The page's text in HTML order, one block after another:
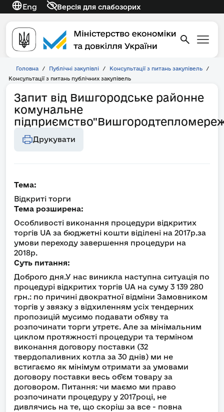
Eng Версія для слабозорих
Головна / Публічні закупівлі / Консультації з питань закупівель
/
Консультації з питань публічних закупівель
Запит від Вишгородське районне
комунальне
Друкувати
Тема:
Відкриті торги
Тема розширена:
Особливості виконання процедури відкритих
торгів UA за бюджетні кошти віділені на 2017р.за
умови переходу завершення процедури на
2018р.
Суть питання:
Доброго дня.У нас виникла наступна ситуація по
процедурі відкритих торгів UA на суму 3 139 280
грн.: по причині двократної відміни Замовником
торгів у звязку з відхиленням усіх тендерних
пропозицій мусимо подавати об'яву та
розпочинати торги утретє. Але за мінімальним
циклом протяжності процедури та терміном
виконання договору поставки (32
твердопаливних котла за 30 днів) ми не
встигаємо як мінімум отримати за умовами
договору поставки весь об'єм товару за
договором. Питання: чи маємо ми право
розпочинати процедуру у 2017році, не
дивлячись на те, що скоріш за все - повна